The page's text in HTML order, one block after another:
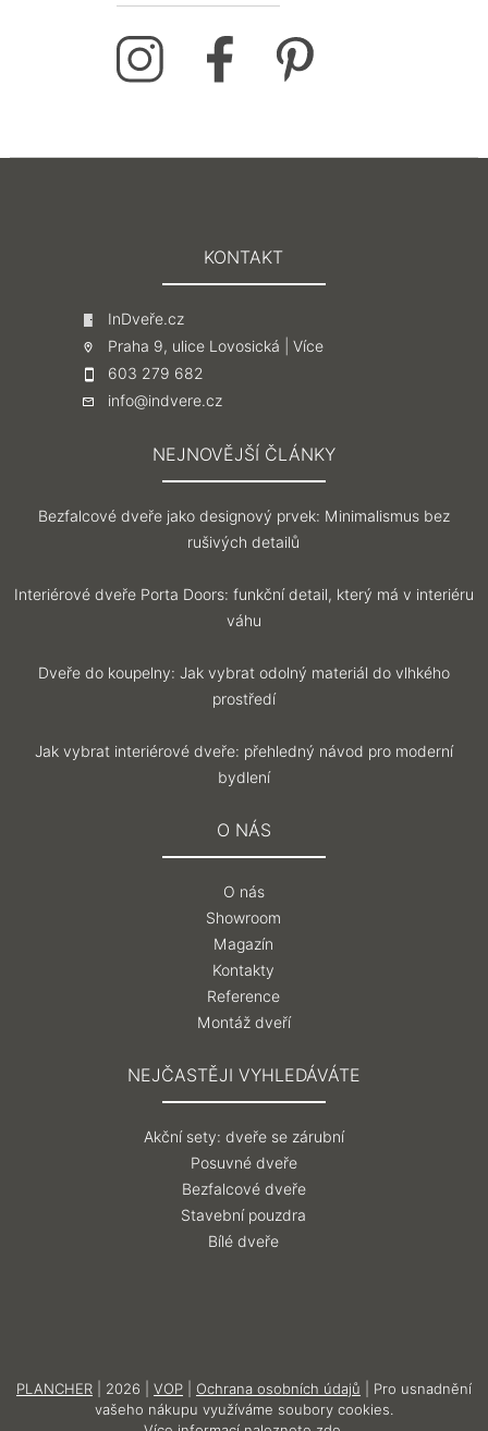
KONTAKT
InDveře.cz
Praha 9, ulice Lovosická | Více
603 279 682
info@indvere.cz
NEJNOVĚJŠÍ ČLÁNKY
Bezfalcové dveře jako designový prvek: Minimalismus bez
rušivých detailů
Interiérové dveře Porta Doors: funkční detail, který má v interiéru
váhu
Dveře do koupelny: Jak vybrat odolný materiál do vlhkého
prostředí
Jak vybrat interiérové dveře: přehledný návod pro moderní
bydlení
O NÁS
O nás
Showroom
Magazín
Kontakty
Reference
Montáž dveří
NEJČASTĚJI VYHLEDÁVÁTE
Akční sety: dveře se zárubní
Posuvné dveře
Bezfalcové dveře
Stavební pouzdra
Bílé dveře
PLANCHER| 2026 | VOP| Ochrana osobních údajů | Pro usnadnění
vašeho nákupu využíváme soubory cookies.